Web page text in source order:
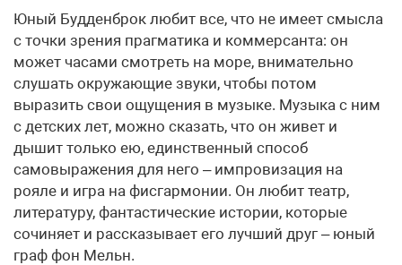
Юный Будденброк любит все, что не имеет смысла
с точки зрения прагматика и коммерсанта: он
может часами смотреть на море, внимательно
слушать окружающие звуки, чтобы потом
выразить свои ощущения в музыке. Музыка с ним
с детских лет, можно сказать, что он живет и
дышит только ею, единственный способ
самовыражения для него – импровизация на
рояле и игра на фисгармонии. Он любит театр,
литературу, фантастические истории, которые
сочиняет и рассказывает его лучший друг – юный
граф фон Мельн.